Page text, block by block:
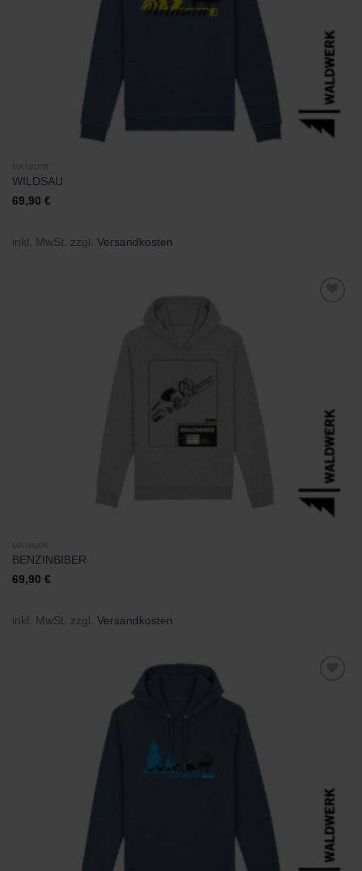
MÄNNER
WILDSAU
69,90 €
inkl. MwSt. zzgl. Versandkosten
MÄNNER
BENZINBIBER
69,90 €
inkl. MwSt. zzgl. Versandkosten